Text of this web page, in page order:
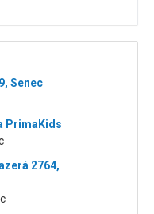
Senec
PrimaKids
2764,